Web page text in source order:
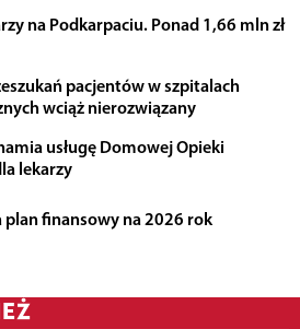
na Podkarpaciu. Ponad 1,66 mln zł
pacjentów w szpitalach
wciąż nierozwiązany
usługę Domowej Opieki
lekarzy
plan finansowy na 2026 rok